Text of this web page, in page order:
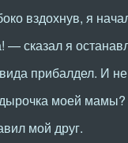
вздохнув, я
сказал я
прибалдел. И
моей мамы?
мой друг.